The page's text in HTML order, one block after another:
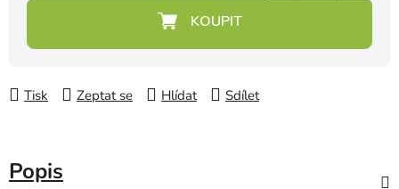
Tisk Zeptat se Hlídat Sdílet
Popis